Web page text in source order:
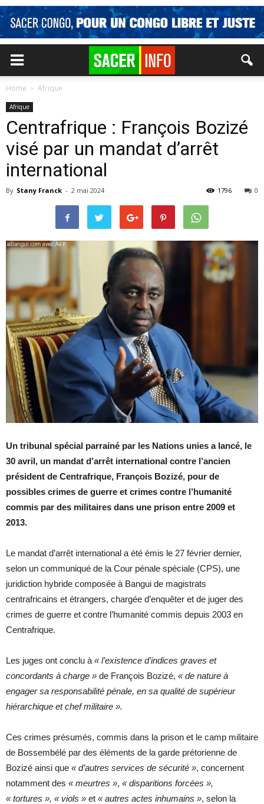
Home Afrique
Afrique
Centrafrique : François Bozizé
visé par un mandat d’arrêt
international
By Stany Franck - 2 mai 2024 0
1796
Un tribunal spécial parrainé par les Nations unies a lancé, le
30 avril, un mandat d’arrêt international contre l’ancien
président de Centrafrique, François Bozizé, pour de
possibles crimes de guerre et crimes contre l’humanité
commis par des militaires dans une prison entre 2009 et
2013.
Le mandat d’arrêt international a été émis le 27 février dernier,
selon un communiqué de la Cour pénale spéciale (CPS), une
juridiction hybride composée à Bangui de magistrats
centrafricains et étrangers, chargée d’enquêter et de juger des
crimes de guerre et contre l’humanité commis depuis 2003 en
Centrafrique.
Les juges ont conclu à « l’existence d’indices graves et
concordants à charge » de François Bozizé, « de nature à
engager sa responsabilité pénale, en sa qualité de supérieur
hiérarchique et chef militaire ».
Ces crimes présumés, commis dans la prison et le camp militaire
de Bossembélé par des éléments de la garde prétorienne de
Bozizé ainsi que « d’autres services de sécurité », concernent
notamment des « meurtres », « disparitions forcées »,
« tortures », « viols » et « autres actes inhumains », selon la